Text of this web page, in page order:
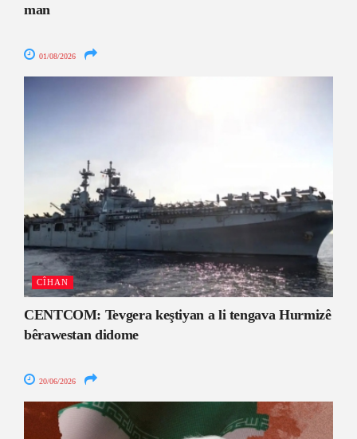
man
01/08/2026
CÎHAN
CENTCOM: Tevgera keştiyan a li tengava Hurmizê
bêrawestan didome
20/06/2026